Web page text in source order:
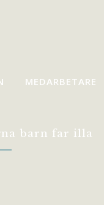
MEDARBETARE
barn far illa